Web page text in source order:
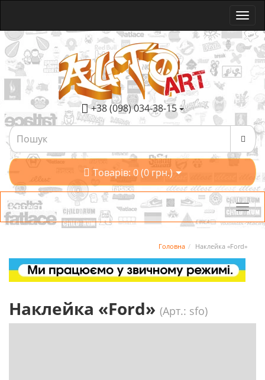
+38 (098) 034-38-15
Товарів: 0 (0 грн.)
Категорії
Головна Наклейка «Ford»
Наклейка «Ford» (Арт.: sfo)